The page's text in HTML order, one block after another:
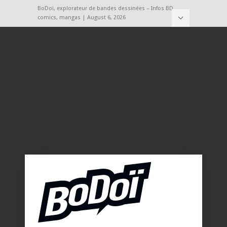
BoDoï, explorateur de bandes dessinées – Infos BD,
comics, mangas | August 6, 2026